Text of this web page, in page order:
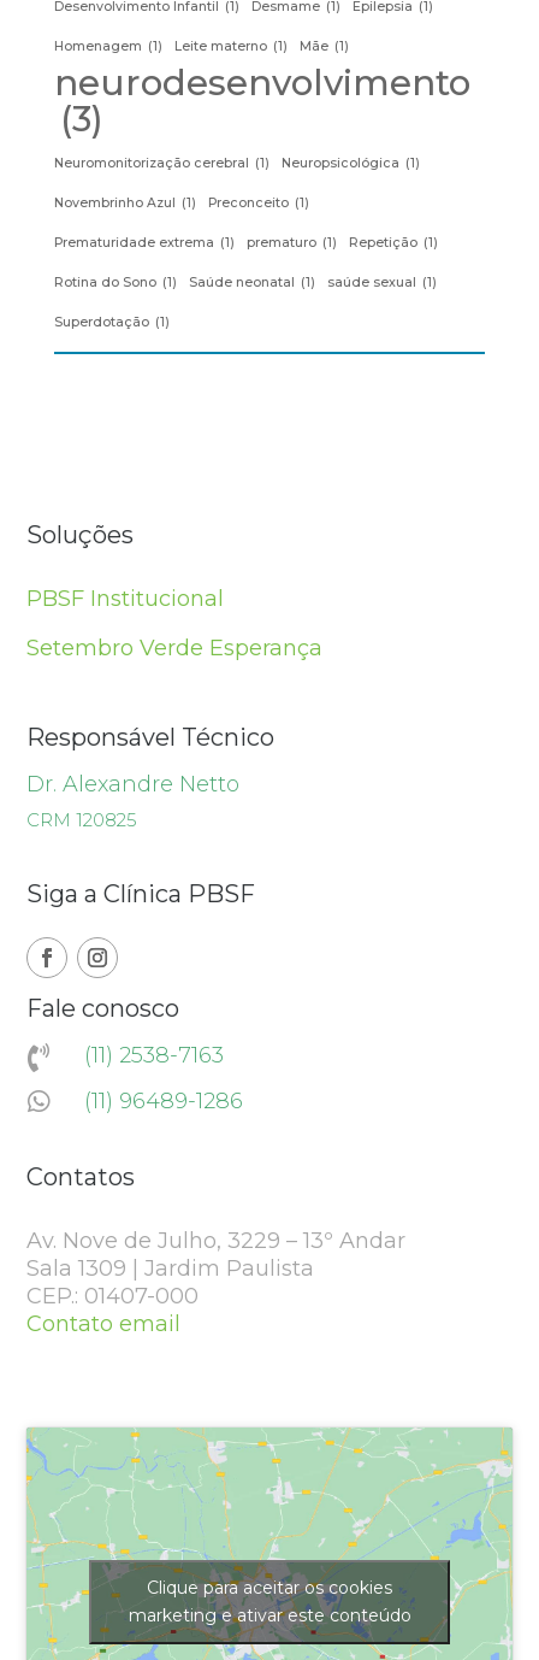
Desenvolvimento Infantil (1) Desmame (1) Epilepsia (1)
Homenagem (1) Leite materno (1) Mãe (1)
neurodesenvolvimento
(3)
Neuromonitorização cerebral (1) Neuropsicológica (1)
Novembrinho Azul (1) Preconceito (1)
Prematuridade extrema (1) prematuro (1) Repetição (1)
Rotina do Sono (1) Saúde neonatal (1) saúde sexual (1)
Superdotação (1)
Soluções
PBSF Institucional
Setembro Verde Esperança
Responsável Técnico
Dr. Alexandre Netto
CRM 120825
Siga a Clínica PBSF
Fale conosco

(11) 2538-7163
 (11) 96489-1286
Contatos
Av. Nove de Julho, 3229 – 13º Andar
Sala 1309 | Jardim Paulista
CEP.: 01407-000
Contato email
Clique para aceitar os cookies
marketing e ativar este conteúdo